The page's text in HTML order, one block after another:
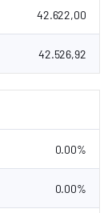
42.622,00
42.526,92
0.00%
0.00%